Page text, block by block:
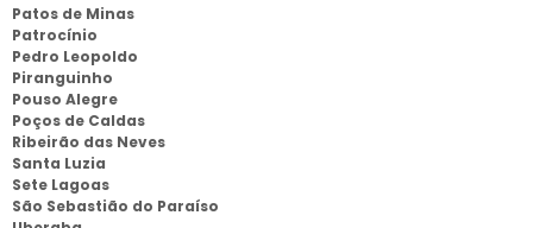
Patos de Minas
Patrocínio
Pedro Leopoldo
Piranguinho
Pouso Alegre
Poços de Caldas
Ribeirão das Neves
Santa Luzia
Sete Lagoas
São Sebastião do Paraíso